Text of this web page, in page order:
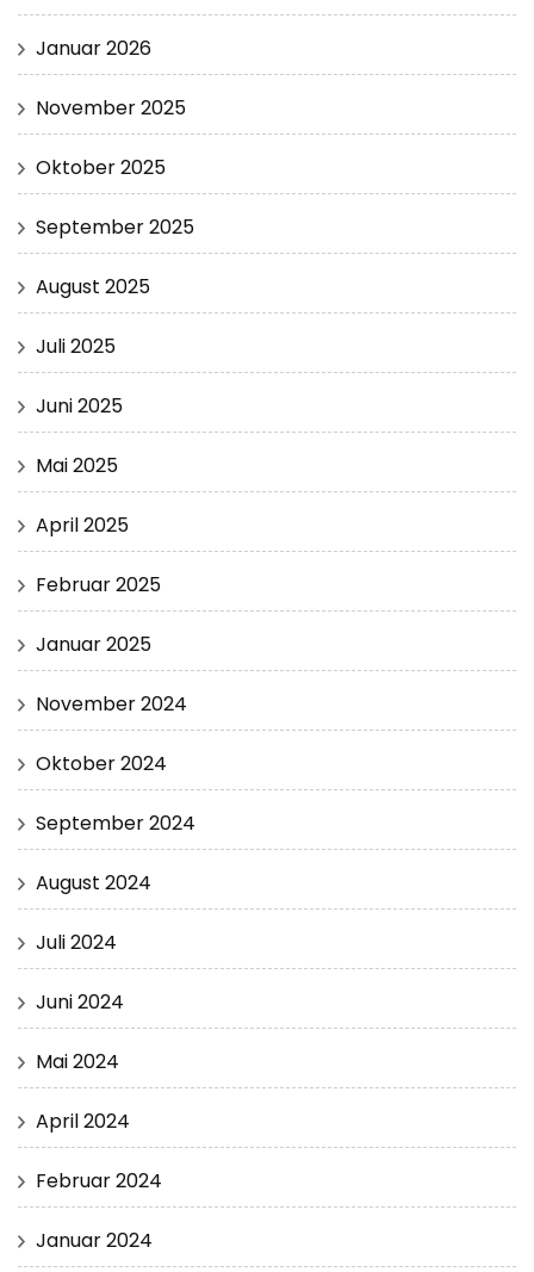
Januar 2026
November 2025
Oktober 2025
September 2025
August 2025
Juli 2025
Juni 2025
Mai 2025
April 2025
Februar 2025
Januar 2025
November 2024
Oktober 2024
September 2024
August 2024
Juli 2024
Juni 2024
Mai 2024
April 2024
Februar 2024
Januar 2024